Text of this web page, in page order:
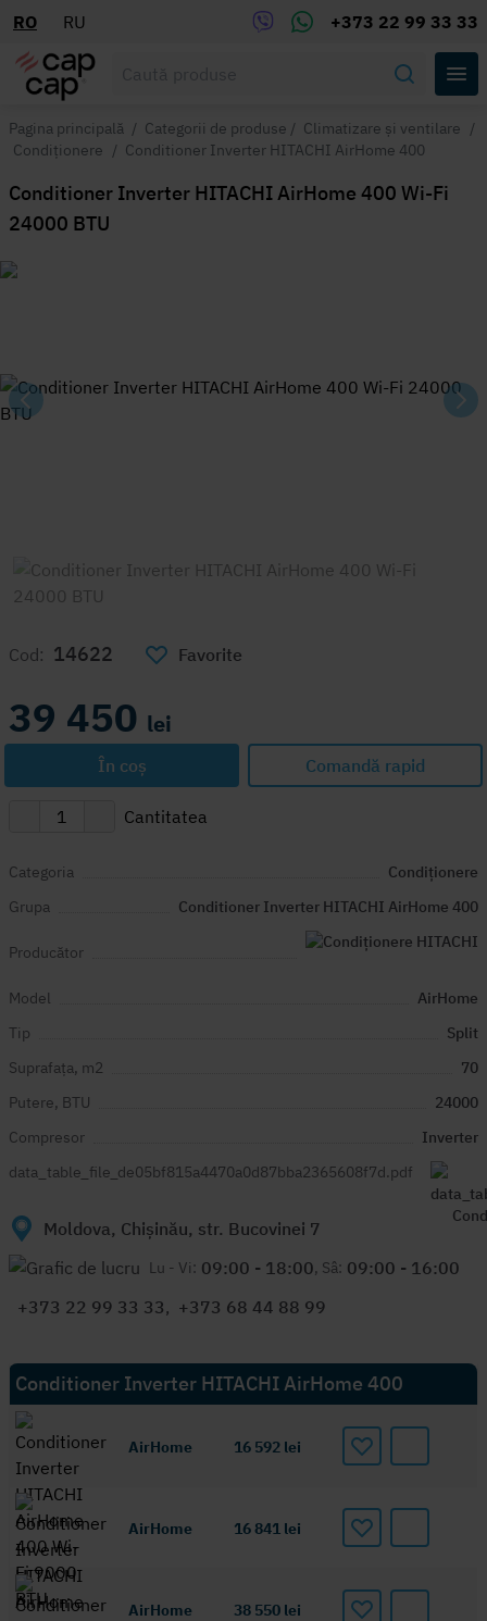
RO RU +373 22 99 33 33
Pagina principală / Categorii de produse / Climatizare și ventilare /
Condiționere / Conditioner Inverter HITACHI AirHome 400
Conditioner Inverter HITACHI AirHome 400 Wi-Fi
24000 BTU
Cod: 14622 Favorite
39 450 lei
În coș Comandă rapid
Cantitatea
Categoria
Condiționere
Grupa
Conditioner Inverter HITACHI AirHome 400
Producător
Model
AirHome
Tip
Split
Suprafața, m2
70
Putere, BTU
24000
Compresor
Inverter
data_table_file_de05bf815a4470a0d87bba2365608f7d.pdf
Moldova, Chișinău, str. Bucovinei 7
Lu - Vi: 09:00 - 18:00, Sâ: 09:00 - 16:00
+373 22 99 33 33, +373 68 44 88 99
Conditioner Inverter HITACHI AirHome 400
AirHome 16 592 lei
AirHome 16 841 lei
AirHome 38 550 lei